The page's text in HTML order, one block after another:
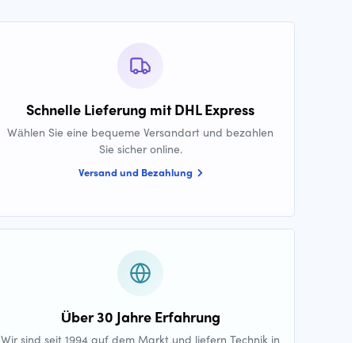
Schnelle Lieferung mit DHL Express
Wählen Sie eine bequeme Versandart und bezahlen
Sie sicher online.
Versand und Bezahlung
Über 30 Jahre Erfahrung
Wir sind seit 1994 auf dem Markt und liefern Technik in